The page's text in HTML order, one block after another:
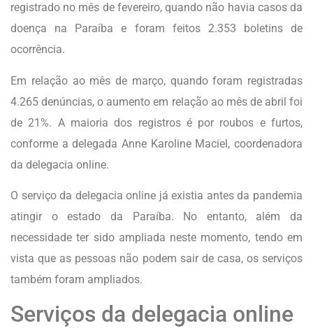
registrado no mês de fevereiro, quando não havia casos da
doença na Paraíba e foram feitos 2.353 boletins de
ocorrência.
Em relação ao mês de março, quando foram registradas
4.265 denúncias, o aumento em relação ao mês de abril foi
de 21%. A maioria dos registros é por roubos e furtos,
conforme a delegada Anne Karoline Maciel, coordenadora
da delegacia online.
O serviço da delegacia online já existia antes da pandemia
atingir o estado da Paraíba. No entanto, além da
necessidade ter sido ampliada neste momento, tendo em
vista que as pessoas não podem sair de casa, os serviços
também foram ampliados.
Serviços da delegacia online